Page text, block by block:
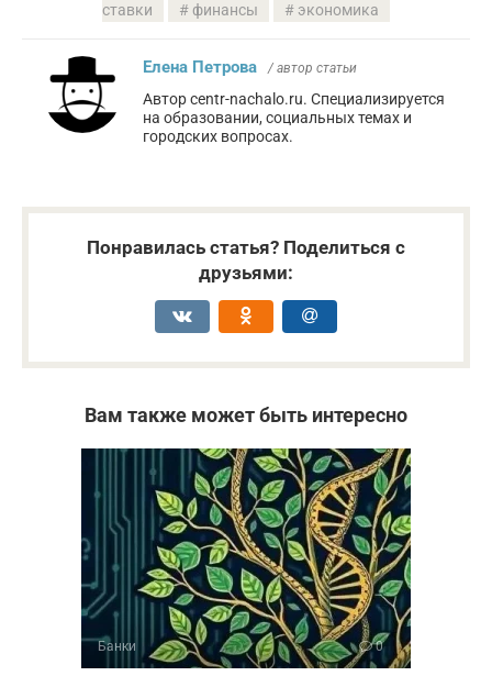
ставки
финансы экономика
Елена Петрова / автор статьи
Автор centr-nachalo.ru. Специализируется
на образовании, социальных темах и
городских вопросах.
Понравилась статья? Поделиться с
друзьями:
Вам также может быть интересно
Банки 0